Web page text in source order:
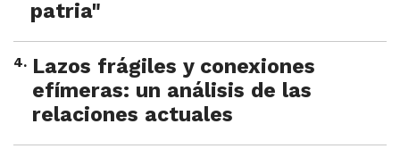
patria"
4. Lazos frágiles y conexiones
efímeras: un análisis de las
relaciones actuales